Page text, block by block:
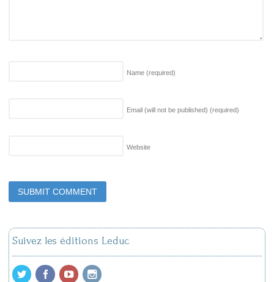
Name (required)
Email (will not be published) (required)
Website
Suivez les éditions Leduc